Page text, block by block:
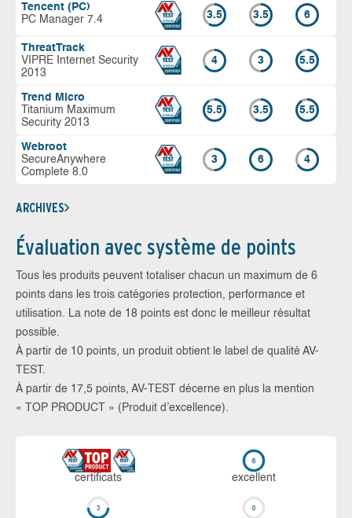
Tencent (PC)
PC Manager 7.4
3.5 3.5 6
ThreatTrack
VIPRE Internet Security
2013
4 3 5.5
Trend Micro
Titanium Maximum
Security 2013
5.5 3.5 5.5
Webroot
SecureAnywhere
Complete 8.0
3 6 4
ARCHIVES
Évaluation avec système de points
Tous les produits peuvent totaliser chacun un maximum de 6
points dans les trois catégories protection, performance et
utilisation. La note de 18 points est donc le meilleur résultat
possible.
À partir de 10 points, un produit obtient le label de qualité AV-
TEST.
À partir de 17,5 points, AV-TEST décerne en plus la mention
« TOP PRODUCT » (Produit d’excellence).
certi­ficats ex­cellent